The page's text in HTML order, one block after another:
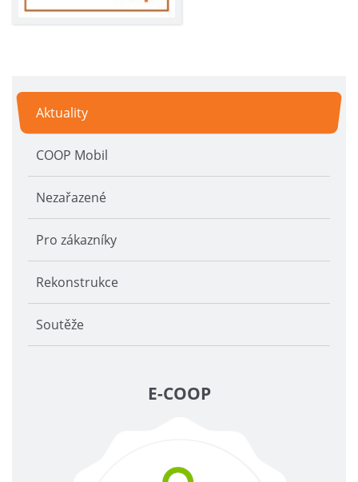
Aktuality
COOP Mobil
Nezařazené
Pro zákazníky
Rekonstrukce
Soutěže
E-COOP